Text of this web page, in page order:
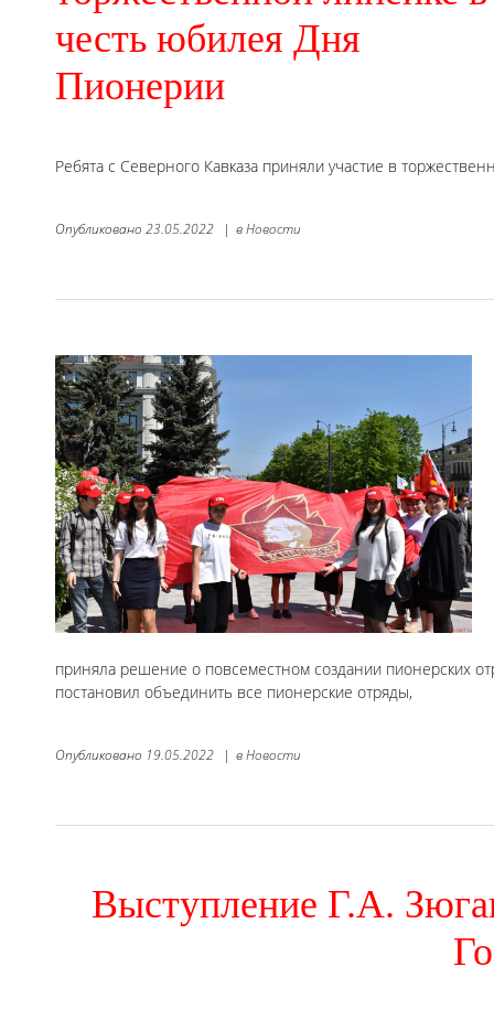
честь юбилея Дня
Пионерии
Ребята с Северного Кавказа приняли участие в
Опубликовано 23.05.2022 | вНовости
приняла решение о повсеместном создании пионерских
постановил объединить все пионерские отряды,
Опубликовано 19.05.2022 | вНовости
Выступление Г.А.